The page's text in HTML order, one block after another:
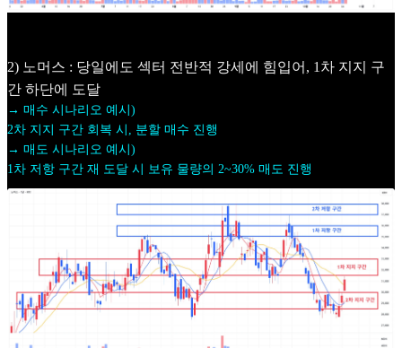
2) 노머스 : 당일에도 섹터 전반적 강세에 힘입어, 1차 지지 구
간 하단에 도달
→ 매수 시나리오 예시)
2차 지지 구간 회복 시, 분할 매수 진행
→ 매도 시나리오 예시)
1차 저항 구간 재 도달 시 보유 물량의 2~30% 매도 진행